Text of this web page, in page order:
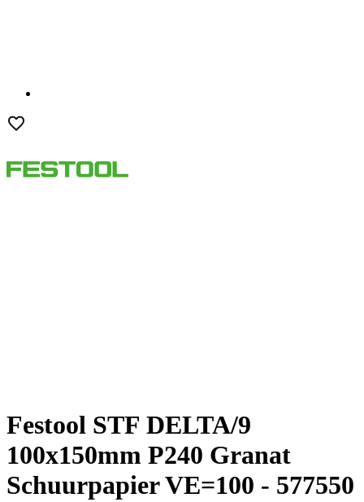
Festool STF DELTA/9
100x150mm P240 Granat
Schuurpapier VE=100 - 577550